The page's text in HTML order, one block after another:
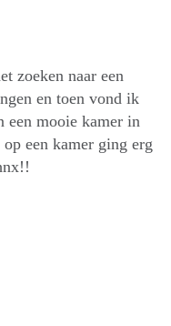
zoeken naar een
en toen vond ik
een mooie kamer in
een kamer ging erg